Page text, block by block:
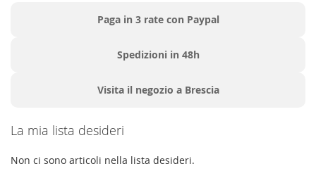
Paga in 3 rate con Paypal
Spedizioni in 48h
Visita il negozio a Brescia
La mia lista desideri
Non ci sono articoli nella lista desideri.